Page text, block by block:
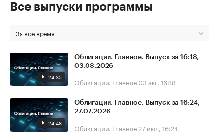
Все выпуски программы
За все время
24:35
Облигации. Главное. Выпуск за 16:18,
03.08.2026
Облигации. Главное 03 авг, 16:18
24:48
Облигации. Главное. Выпуск за 16:24,
27.07.2026
Облигации. Главное 27 июл, 16:24